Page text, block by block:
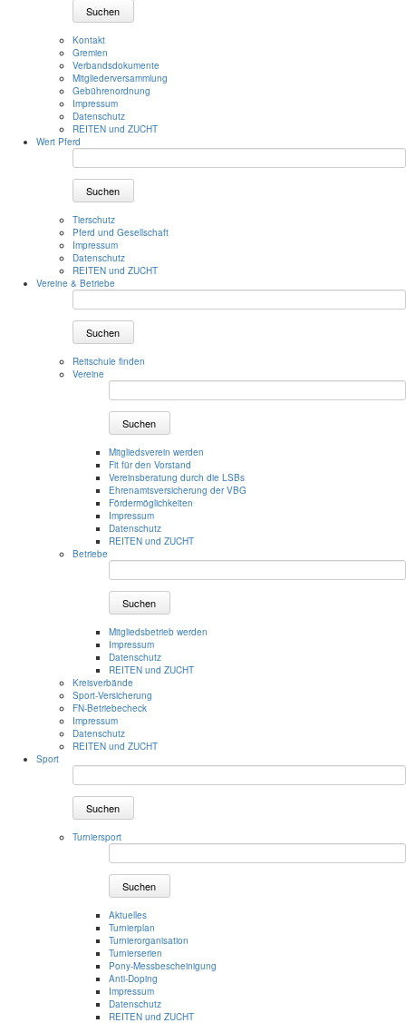
Suchen
Kontakt
Gremien
Verbandsdokumente
Mitgliederversammlung
Gebührenordnung
Impressum
Datenschutz
REITEN und ZUCHT
Wert Pferd
Suchen
Tierschutz
Pferd und Gesellschaft
Impressum
Datenschutz
REITEN und ZUCHT
Vereine & Betriebe
Suchen
Reitschule finden
Vereine
Suchen
Mitgliedsverein werden
Fit für den Vorstand
Vereinsberatung durch die LSBs
Ehrenamtsversicherung der VBG
Fördermöglichkeiten
Impressum
Datenschutz
REITEN und ZUCHT
Betriebe
Suchen
Mitgliedsbetrieb werden
Impressum
Datenschutz
REITEN und ZUCHT
Kreisverbände
Sport-Versicherung
FN-Betriebecheck
Impressum
Datenschutz
REITEN und ZUCHT
Sport
Suchen
Turniersport
Suchen
Aktuelles
Turnierplan
Turnierorganisation
Turnierserien
Pony-Messbescheinigung
Anti-Doping
Impressum
Datenschutz
REITEN und ZUCHT